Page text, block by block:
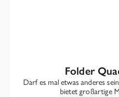
Folder
Darf es mal etwas anderes
bietet großartige